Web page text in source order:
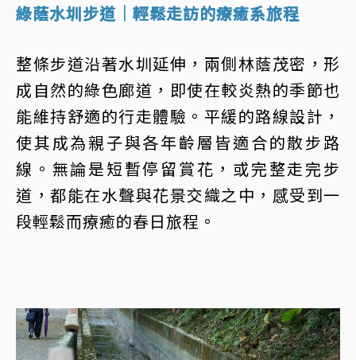
綠蔭水圳步道｜輕鬆走訪的療癒系旅程
整條步道沿著水圳延伸，兩側林蔭茂密，形
成自然的綠色廊道，即使在較炎熱的季節也
能維持舒適的行走體驗。平緩的路線設計，
使其成為親子與各年齡層皆適合的散步路
線。無論是短暫停留賞花，或完整走完步
道，都能在水聲與花景交織之中，感受到一
段輕鬆而療癒的春日旅程。